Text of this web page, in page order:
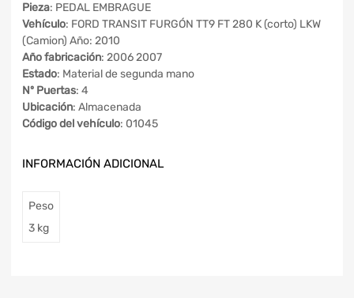
Pieza: PEDAL EMBRAGUE
Vehículo: FORD TRANSIT FURGÓN TT9 FT 280 K (corto) LKW
(Camion) Año: 2010
Año fabricación: 2006 2007
Estado: Material de segunda mano
Nº Puertas: 4
Ubicación: Almacenada
Código del vehículo: 01045
INFORMACIÓN ADICIONAL
Peso
3 kg